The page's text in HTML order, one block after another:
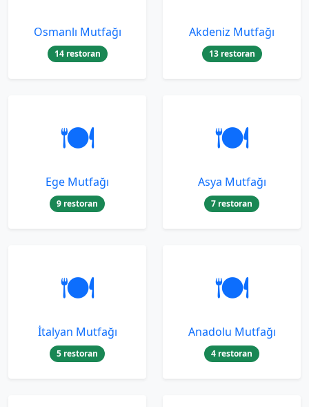
Osmanlı Mutfağı
14 restoran
Akdeniz Mutfağı
13 restoran
🍽️
Ege Mutfağı
9 restoran
🍽️
Asya Mutfağı
7 restoran
🍽️
İtalyan Mutfağı
5 restoran
🍽️
Anadolu Mutfağı
4 restoran